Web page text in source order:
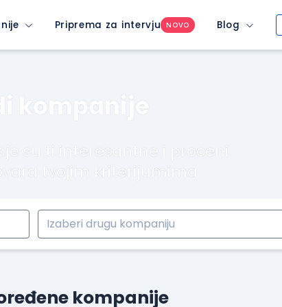
Priprema za intervju NOVO Blog
kompanije
su ti interesantne i proceni
tvojim kriterijumima
kompanije